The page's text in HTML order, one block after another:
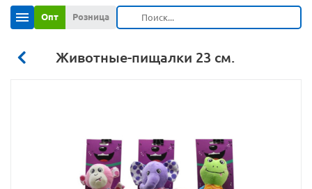
Опт Розница
Животные-пищалки 23 см.